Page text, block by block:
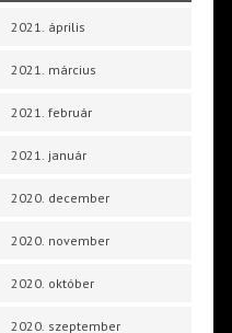
2021. április
2021. március
2021. február
2021. január
2020. december
2020. november
2020. október
2020. szeptember